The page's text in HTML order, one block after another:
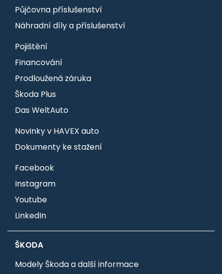
Půjčovna příslušenství
Náhradní díly a příslušenství
Pojištění
Financování
Prodloužená záruka
Škoda Plus
Das WeltAuto
Novinky v HAVEX auto
Dokumenty ke stažení
Facebook
Instagram
Youtube
LinkedIn
ŠKODA
Modely Škoda a další informace